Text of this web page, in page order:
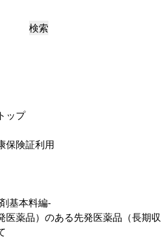
検索
ップ
保険証利用
基本料編-
医薬品）のある先発医薬品（長期収